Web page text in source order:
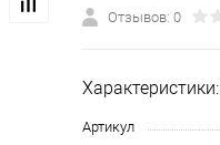
Отзывов: 0
Характеристики:
Артикул